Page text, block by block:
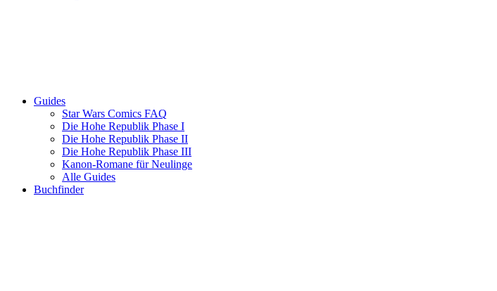
Guides
Star Wars Comics FAQ
Die Hohe Republik Phase I
Die Hohe Republik Phase II
Die Hohe Republik Phase III
Kanon-Romane für Neulinge
Alle Guides
Buchfinder